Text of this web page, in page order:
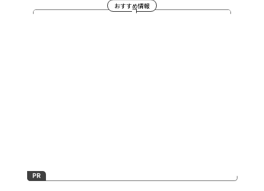
おすすめ情報